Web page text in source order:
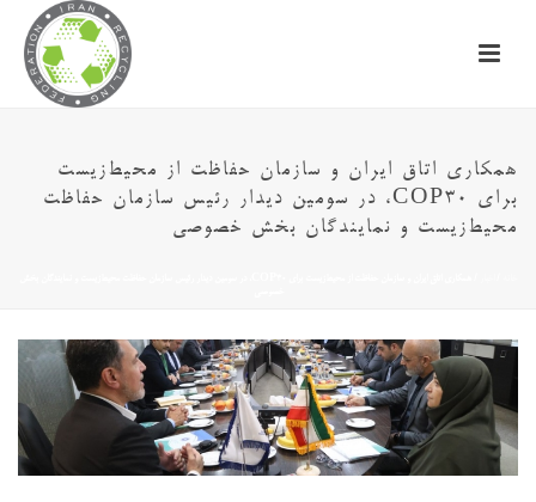
همکاری اتاق ایران و سازمان حفاظت از محیط‌زیست
برای COP30، در سومین دیدار رئیس سازمان حفاظت
محیط‌زیست و نمایندگان بخش خصوصی